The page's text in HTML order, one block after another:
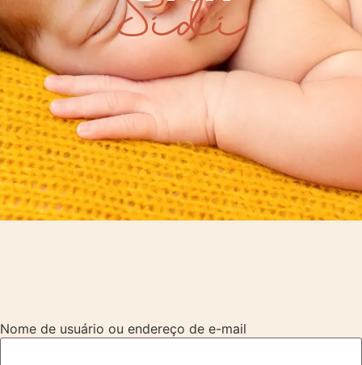
Sidi
Nome de usuário ou endereço de e-mail